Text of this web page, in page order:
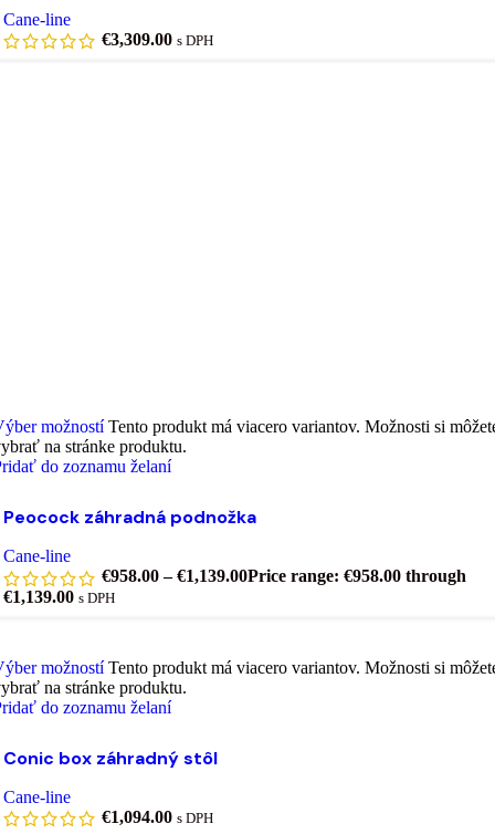
Cane-line
€3,309.00 s DPH
možností Tento produkt má viacero variantov. Možnosti si
na stránke produktu.
do zoznamu želaní
Peocock záhradná podnožka
Cane-line
€958.00 – €1,139.00Price range: €958.00 through
€1,139.00 s DPH
možností Tento produkt má viacero variantov. Možnosti si
na stránke produktu.
do zoznamu želaní
Conic box záhradný stôl
Cane-line
€1,094.00 s DPH